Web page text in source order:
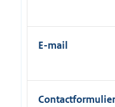
E-mail
Contactformulier